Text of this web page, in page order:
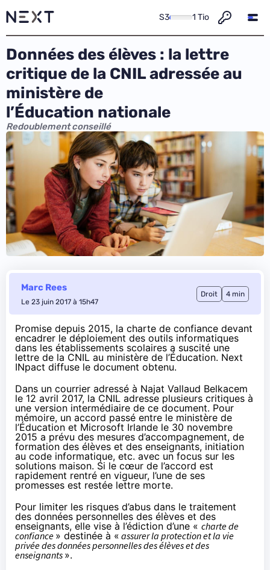
S3 1 Tio
Données des élèves : la lettre
critique de la CNIL adressée au
ministère de
l’Éducation nationale
Redoublement conseillé
Marc Rees
Le 23 juin 2017 à 15h47
Droit 4 min
Promise depuis 2015, la charte de confiance devant
encadrer le déploiement des outils informatiques
dans les établissements scolaires a suscité une
lettre de la CNIL au ministère de l’Éducation. Next
INpact diffuse le document obtenu.
Dans un courrier adressé à Najat Vallaud Belkacem
le 12 avril 2017, la CNIL adresse plusieurs critiques à
une version intermédiaire de ce document. Pour
mémoire, un accord passé entre le ministère de
l’Éducation et Microsoft Irlande le 30 novembre
2015 a prévu des mesures d’accompagnement, de
formation des élèves et des enseignants, initiation
au code informatique, etc. avec un focus sur les
solutions maison. Si le cœur de l’accord est
rapidement rentré en vigueur, l’une de ses
promesses est restée lettre morte.
Pour limiter les risques d’abus dans le traitement
des données personnelles des élèves et des
enseignants, elle vise à l’édiction d’une « charte de
confiance » destinée à « assurer la protection et la vie
privée des données personnelles des élèves et des
enseignants ».